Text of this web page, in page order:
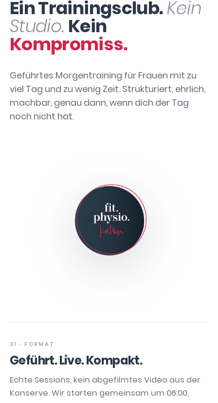
Ein Trainingsclub.Kein
Studio. Kein
Kompromiss.
Geführtes Morgentraining für Frauen mit zu
viel Tag und zu wenig Zeit. Strukturiert, ehrlich,
machbar, genau dann, wenn dich der Tag
noch nicht hat.
01 · FORMAT
Geführt. Live. Kompakt.
Echte Sessions, kein abgefilmtes Video aus der
Konserve. Wir starten gemeinsam um 06:00,